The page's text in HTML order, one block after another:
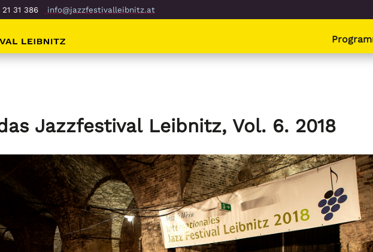
31 386 info@jazzfestivalleibnitz.at
Jazzfestival Leibnitz, Vol. 6. 2018